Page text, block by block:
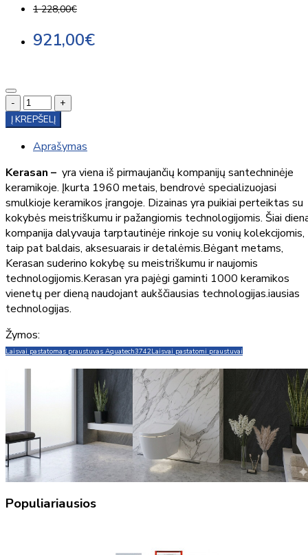
1 228,00€
921,00€
-
+
Į KREPŠELĮ
Aprašymas
Kerasan – yra viena iš pirmaujančių kompanijų santechninėje
keramikoje. Įkurta 1960 metais, bendrovė specializuojasi
smulkioje keramikos įrangoje. Dizainas yra puikiai perteiktas su
kokybės meistriškumu ir pažangiomis technologijomis. Šiai
kompanija dalyvauja tarptautinėje rinkoje su vonių kolekcijomis,
taip pat baldais, aksesuarais ir detalėmis.Bėgant metams,
Kerasan suderino kokybę su meistriškumu ir naujomis
technologijomis.Kerasan yra pajėgi gaminti 1000 keramikos
vienetų per dieną naudojant aukščiausias technologijas.iausias
technologijas.
Žymos:
Laisvai pastatomas praustuvas Aquatech3742Laisvai pastatomi praustuvai
Populiariausios